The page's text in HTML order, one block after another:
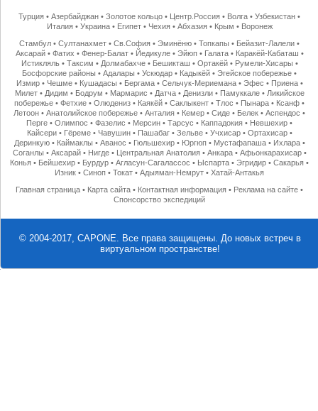
Турция •Азербайджан •Золотое кольцо • Центр.Россия • Волга •Узбекистан •
Италия• Украина• Египет• Чехия• Абхазия• Крым • Воронеж
Стамбул •Султанахмет •Св.София •Эминёню •Топкапы • Бейазит-Лалели •
Аксарай• Фатих • Фенер-Балат• Йедикуле• Эйюп• Галата• Каракёй-Кабаташ •
Истикляль• Таксим • Долмабахче• Бешикташ • Ортакёй• Румели-Хисары •
Босфорские районы •Адалары •Ускюдар • Кадыкёй •Эгейское побережье •
Измир• Чешме• Кушадасы • Бергама• Сельчук-Мериемана• Эфес • Приена•
Милет• Дидим • Бодрум • Мармарис • Датча• Денизли• Памуккале• Ликийское
побережье •Фетхие •Олюдениз • Каякёй •Саклыкент •Тлос • Пынара • Ксанф •
Летоон •Анатолийское побережье •Анталия • Кемер •Сиде • Белек •Аспендос •
Перге •Олимпос •Фазелис • Мерсин •Тарсус • Каппадокия • Невшехир •
Кайсери• Гёреме• Чавушин• Пашабаг• Зельве• Учхисар• Ортахисар•
Деринкую• Каймаклы • Аванос • Гюльшехир• Юргюп• Мустафапаша• Ихлара•
Соганлы • Аксарай• Нигде• Центральная Анатолия• Анкара• Афьонкарахисар•
Конья • Бейшехир • Бурдур •Агласун-Сагалассос • Ыспарта •Эгридир •Сакарья •
Изник •Синоп •Токат •Адыяман-Немрут •Хатай-Антакья
Главная страница • Карта сайта • Контактная информация • Реклама на сайте •
Спонсорство экспедиций
© 2004-2017, CAPONE. Все права защищены. До новых встреч в
виртуальном пространстве!